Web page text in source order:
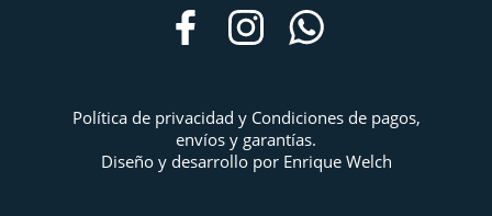
Política de privacidad y Condiciones de pagos,
envíos y garantías.
Diseño y desarrollo por Enrique Welch